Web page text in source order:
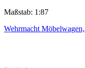
Maßstab: 1:87
Wehrmacht